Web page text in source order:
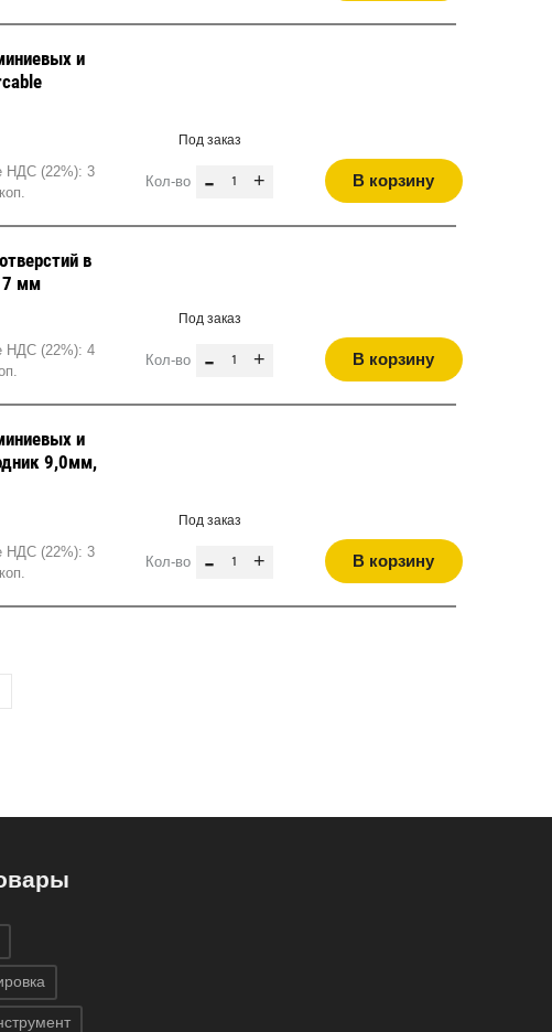
и
НДС (22%): 3
Под заказ
Кол-во - + В корзину
в
7 мм
НДС (22%): 4
Под заказ
Кол-во - + В корзину
и
9,0мм,
НДС (22%): 3
Под заказ
Кол-во - + В корзину